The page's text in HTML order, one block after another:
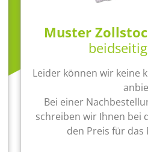
Muster
Leider können wir keine
Bei einer
schreiben wir Ihnen bei
den Preis für